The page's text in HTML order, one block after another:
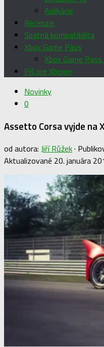
Aplikácie
Recenzie
Spätná kompatibilita
Xbox Game Pass
Xbox Game Pass
Píš pre Xboxer
Novinky
0
Assetto Corsa vyjde na
od autora: Jiří Růžek·
Aktualizované 20. januára